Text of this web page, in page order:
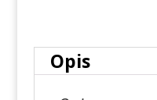
Opis